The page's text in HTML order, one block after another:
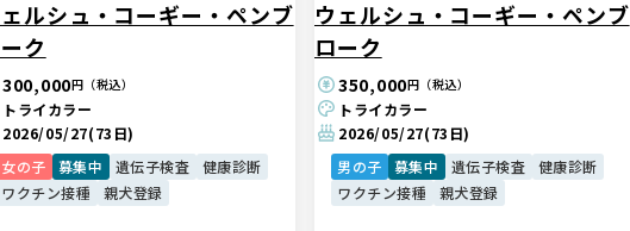
ルシュ・コーギー・ペンブ
ク
300,000円（税込）
トライカラー
2026/05/27(73日)
女の子
募集中 遺伝子検査
健康診断
ワクチン接種
親犬登録
ウェルシュ・コーギー・ペンブ
ローク
350,000円（税込）
トライカラー
2026/05/27(73日)
男の子
募集中 遺伝子検査
健康診断
ワクチン接種
親犬登録